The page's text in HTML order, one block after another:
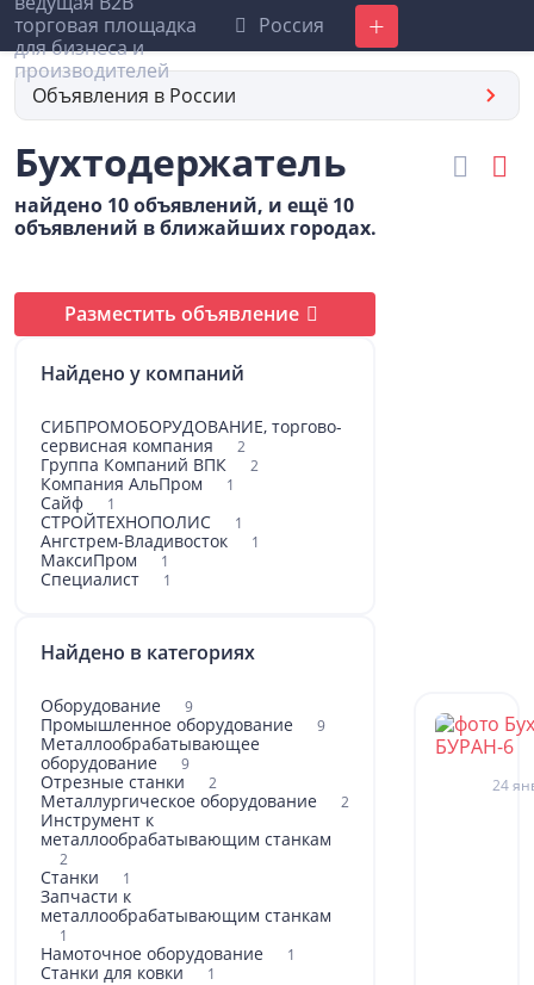
Россия Добавить
Объявления в России
Бухтодержатель
найдено 10 объявлений, и ещё 10
объявлений в ближайших городах.
Разместить объявление
Найдено у компаний
СИБПРОМОБОРУДОВАНИЕ, торгово-
сервисная компания
2
Группа Компаний ВПК 2
Компания АльПром 1
Сайф 1
СТРОЙТЕХНОПОЛИС 1
Ангстрем-Владивосток 1
МаксиПром 1
Специалист 1
Найдено в категориях
Оборудование 9
Промышленное оборудование 9
Металлообрабатывающее
оборудование
9
Отрезные станки 2
Металлургическое оборудование 2
Инструмент к
металлообрабатывающим станкам
2
Станки 1
Запчасти к
металлообрабатывающим станкам
1
Намоточное оборудование 1
Станки для ковки 1
24